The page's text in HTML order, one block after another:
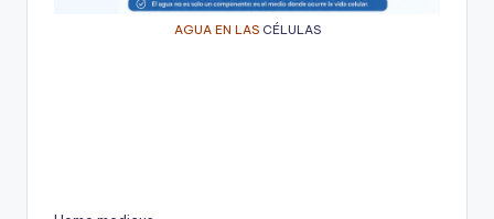
AGUA EN LAS CÉLULAS